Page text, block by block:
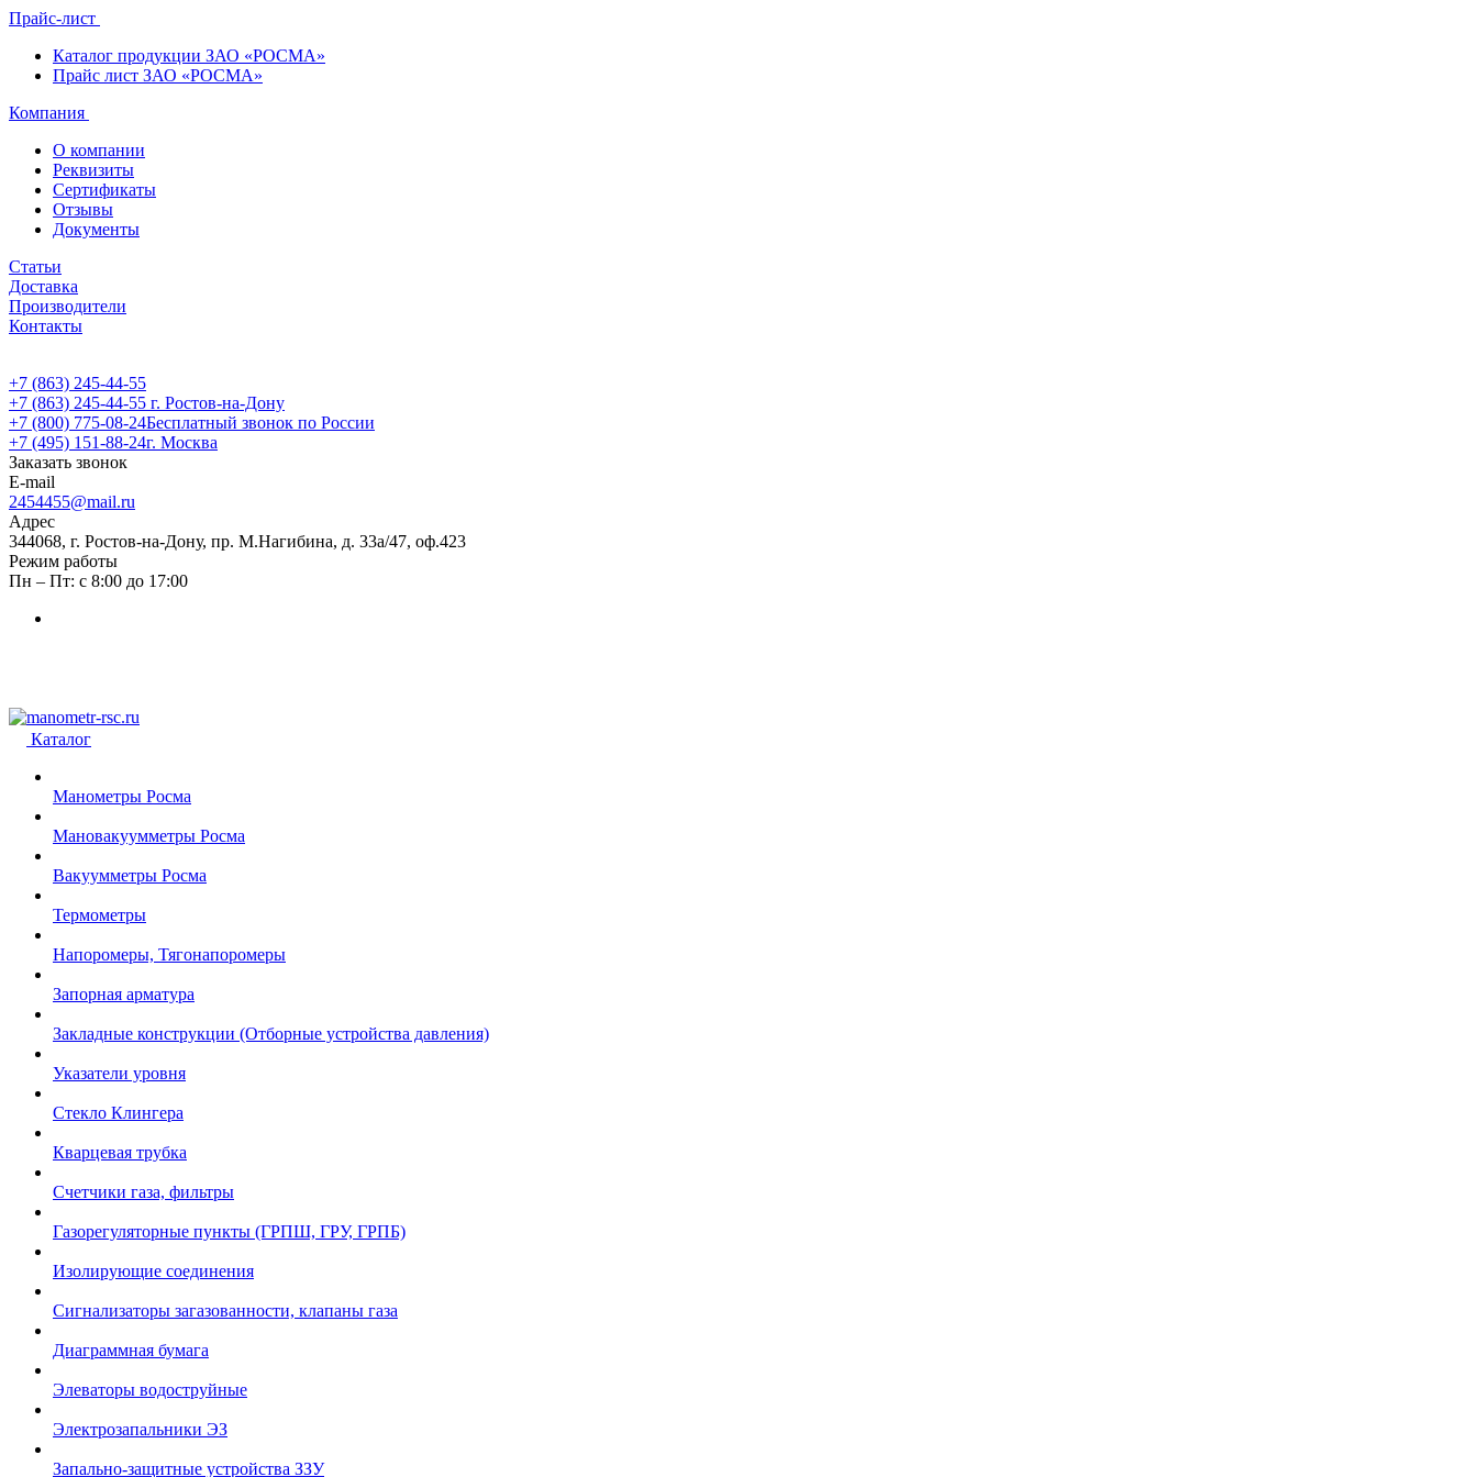
Прайс-лист
Каталог продукции ЗАО «РОСМА»
Прайс лист ЗАО «РОСМА»
Компания
О компании
Реквизиты
Сертификаты
Отзывы
Документы
Статьи
Доставка
Производители
Контакты
+7 (863) 245-44-55
+7 (863) 245-44-55 г. Ростов-на-Дону
+7 (800) 775-08-24Бесплатный звонок по России
+7 (495) 151-88-24г. Москва
Заказать звонок
E-mail
2454455@mail.ru
Адрес
344068, г. Ростов-на-Дону, пр. М.Нагибина, д. 33а/47, оф.423
Режим работы
Пн – Пт: с 8:00 до 17:00
Каталог
Манометры Росма
Мановакуумметры Росма
Вакуумметры Росма
Термометры
Напоромеры, Тягонапоромеры
Запорная арматура
Закладные конструкции (Отборные устройства давления)
Указатели уровня
Стекло Клингера
Кварцевая трубка
Счетчики газа, фильтры
Газорегуляторные пункты (ГРПШ, ГРУ, ГРПБ)
Изолирующие соединения
Сигнализаторы загазованности, клапаны газа
Диаграммная бумага
Элеваторы водоструйные
Электрозапальники ЭЗ
Запально-защитные устройства ЗЗУ